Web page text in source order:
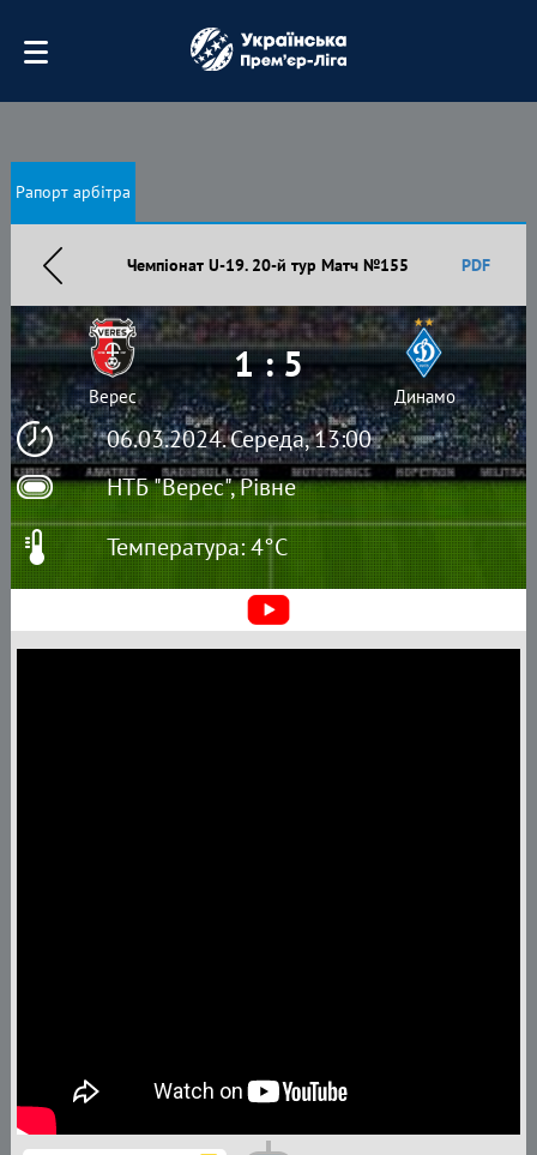
Рапорт арбітра
Чемпіонат U-19. 20-й тур Матч №155 PDF
06.03.2024. Середа, 13:00
НТБ "Верес", Рівне
Верес
1 : 5
Динамо
Температура: 4°C